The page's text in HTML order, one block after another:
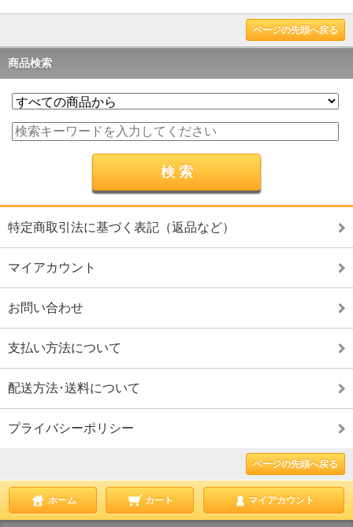
ページの先頭へ戻る
商品検索
特定商取引法に基づく表記（返品など）
マイアカウント
お問い合わせ
支払い方法について
配送方法･送料について
プライバシーポリシー
ページの先頭へ戻る
ホーム カート マイアカウント